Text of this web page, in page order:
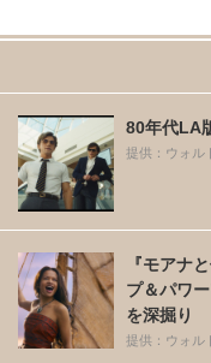
80年代LA
提供：ウォル
『モアナ
プ＆パワ
を深掘り
提供：ウォル